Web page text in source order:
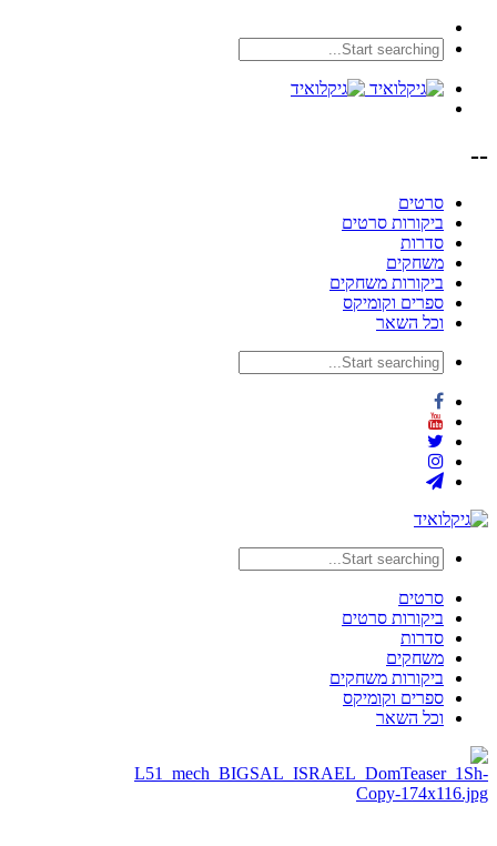
--
סרטים
ביקורות סרטים
סדרות
משחקים
ביקורות משחקים
ספרים וקומיקס
וכל השאר
סרטים
ביקורות סרטים
סדרות
משחקים
ביקורות משחקים
ספרים וקומיקס
וכל השאר